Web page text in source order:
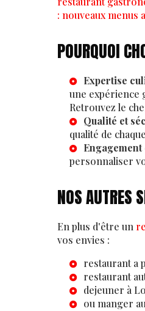
: nouveaux menus
POURQUOI
Expertise
une expérience
Retrouvez le
Qualité et
qualité de
personnaliser
NOS AUTRES
En plus d'être un
vos envies :
restaurant a
restaurant
dejeuner à
ou manger